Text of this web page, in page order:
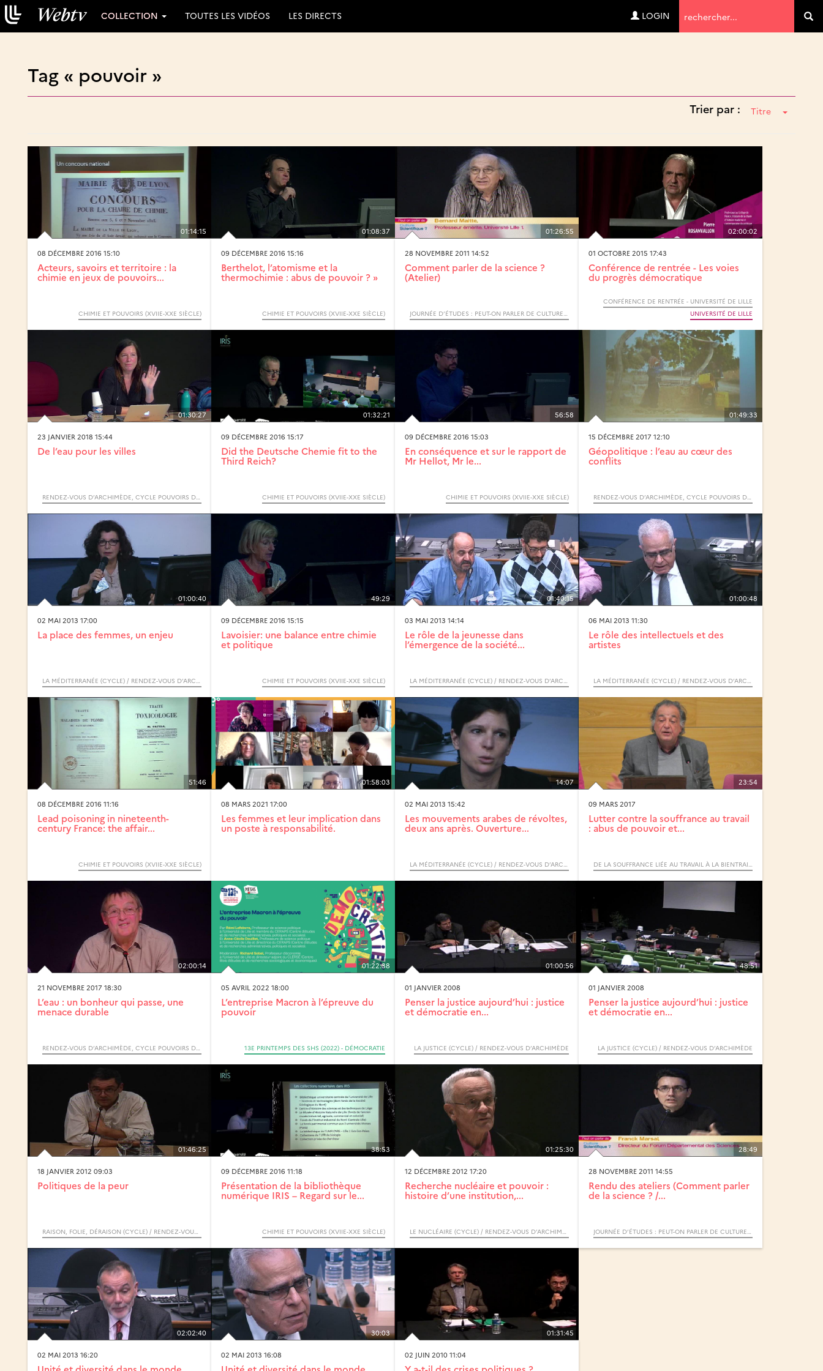
de
recherche
COLLECTION TOUTES LES VIDÉOS LES DIRECTS LOGIN
Tag « pouvoir »
Trier par : Titre
01:14:15
08 DÉCEMBRE 2016 15:10
Acteurs, savoirs et territoire : la
chimie en jeux de pouvoirs...
CHIMIE ET POUVOIRS (XVIIE-XXE SIÈCLE)
01:08:37
09 DÉCEMBRE 2016 15:16
Berthelot, l’atomisme et la
thermochimie : abus de pouvoir ? »
CHIMIE ET POUVOIRS (XVIIE-XXE SIÈCLE)
01:26:55
28 NOVEMBRE 2011 14:52
Comment parler de la science ?
(Atelier)
JOURNÉE D’ÉTUDES : PEUT-ON PARLER DE CULTURE SCIENTIFIQUE ?
02:00:02
01 OCTOBRE 2015 17:43
Conférence de rentrée - Les voies
du progrès démocratique
CONFÉRENCE DE RENTRÉE - UNIVERSITÉ DE LILLE
UNIVERSITÉ DE LILLE
01:30:27
23 JANVIER 2018 15:44
De l’eau pour les villes
RENDEZ-VOUS D’ARCHIMÈDE, CYCLE POUVOIRS DE L’EAU
01:32:21
09 DÉCEMBRE 2016 15:17
Did the Deutsche Chemie fit to the
Third Reich?
CHIMIE ET POUVOIRS (XVIIE-XXE SIÈCLE)
56:58
09 DÉCEMBRE 2016 15:03
En conséquence et sur le rapport de
Mr Hellot, Mr le...
CHIMIE ET POUVOIRS (XVIIE-XXE SIÈCLE)
01:49:33
15 DÉCEMBRE 2017 12:10
Géopolitique : l’eau au cœur des
conflits
RENDEZ-VOUS D’ARCHIMÈDE, CYCLE POUVOIRS DE L’EAU
01:00:40
02 MAI 2013 17:00
La place des femmes, un enjeu
LA MÉDITERRANÉE (CYCLE) / RENDEZ-VOUS D’ARCHIMÈDE
49:29
09 DÉCEMBRE 2016 15:15
Lavoisier: une balance entre chimie
et politique
CHIMIE ET POUVOIRS (XVIIE-XXE SIÈCLE)
01:40:15
03 MAI 2013 14:14
Le rôle de la jeunesse dans
l’émergence de la société...
LA MÉDITERRANÉE (CYCLE) / RENDEZ-VOUS D’ARCHIMÈDE
01:00:48
06 MAI 2013 11:30
Le rôle des intellectuels et des
artistes
LA MÉDITERRANÉE (CYCLE) / RENDEZ-VOUS D’ARCHIMÈDE
51:46
08 DÉCEMBRE 2016 11:16
Lead poisoning in nineteenth-
century France: the affair...
CHIMIE ET POUVOIRS (XVIIE-XXE SIÈCLE)
01:58:03
08 MARS 2021 17:00
Les femmes et leur implication dans
un poste à responsabilité.
14:07
02 MAI 2013 15:42
Les mouvements arabes de révoltes,
deux ans après. Ouverture...
LA MÉDITERRANÉE (CYCLE) / RENDEZ-VOUS D’ARCHIMÈDE
23:54
09 MARS 2017
Lutter contre la souffrance au travail
: abus de pouvoir et...
DE LA SOUFFRANCE LIÉE AU TRAVAIL À LA BIENTRAITANCE, JOURNÉE D'ÉTUDES
02:00:14
21 NOVEMBRE 2017 18:30
L’eau : un bonheur qui passe, une
menace durable
RENDEZ-VOUS D’ARCHIMÈDE, CYCLE POUVOIRS DE L’EAU
01:22:38
05 AVRIL 2022 18:00
L’entreprise Macron à l’épreuve du
pouvoir
13E PRINTEMPS DES SHS (2022) - DÉMOCRATIE
01:00:56
01 JANVIER 2008
Penser la justice aujourd’hui : justice
et démocratie en...
LA JUSTICE (CYCLE) / RENDEZ-VOUS D’ARCHIMÈDE
48:51
01 JANVIER 2008
Penser la justice aujourd’hui : justice
et démocratie en...
LA JUSTICE (CYCLE) / RENDEZ-VOUS D’ARCHIMÈDE
01:46:25
18 JANVIER 2012 09:03
Politiques de la peur
RAISON, FOLIE, DÉRAISON (CYCLE) / RENDEZ-VOUS D’ARCHIMÈDE
38:53
09 DÉCEMBRE 2016 11:18
Présentation de la bibliothèque
numérique IRIS – Regard sur le...
CHIMIE ET POUVOIRS (XVIIE-XXE SIÈCLE)
01:25:30
12 DÉCEMBRE 2012 17:20
Recherche nucléaire et pouvoir :
histoire d’une institution,...
LE NUCLÉAIRE (CYCLE) / RENDEZ-VOUS D’ARCHIMÈDE
28:49
28 NOVEMBRE 2011 14:55
Rendu des ateliers (Comment parler
de la science ? /...
JOURNÉE D’ÉTUDES : PEUT-ON PARLER DE CULTURE SCIENTIFIQUE ?
02:02:40
02 MAI 2013 16:20
30:03
02 MAI 2013 16:08
01:31:45
02 JUIN 2010 11:04